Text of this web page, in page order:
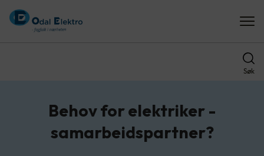
Søk
Behov for elektriker -
samarbeidspartner?